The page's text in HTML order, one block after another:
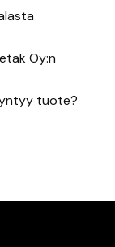
Oy:n
tuote?